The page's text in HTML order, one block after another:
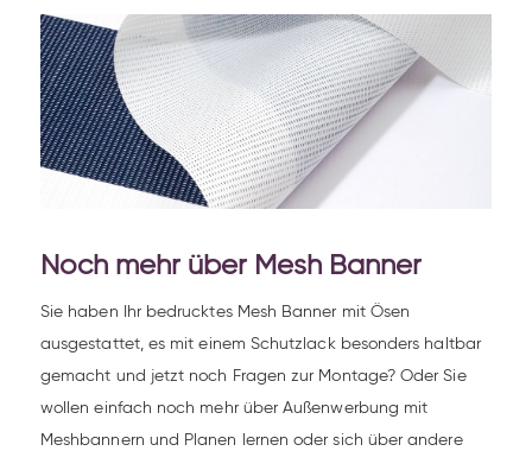
Noch mehr über Mesh Banner
Sie haben Ihr bedrucktes Mesh Banner mit Ösen
ausgestattet, es mit einem Schutzlack besonders haltbar
gemacht und jetzt noch Fragen zur Montage? Oder Sie
wollen einfach noch mehr über Außenwerbung mit
Meshbannern und Planen lernen oder sich über andere